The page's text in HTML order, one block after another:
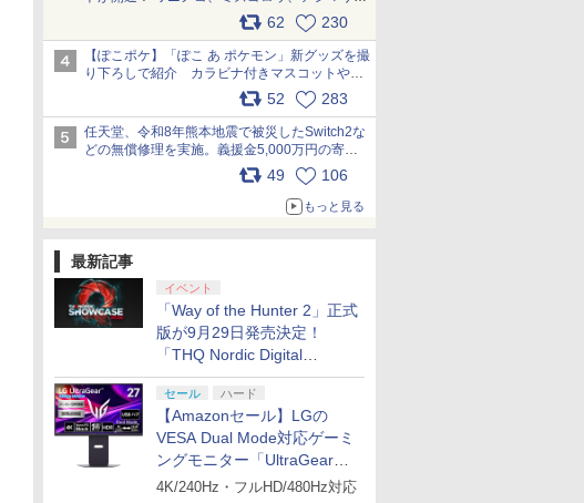
場シーンをレポート pic.x.com/LDgEByVl6D
62 230
【ぽこポケ】「ぽこ あ ポケモン」新グッズを撮
り下ろしで紹介 カラビナ付きマスコットやス
52 283
任天堂、令和8年熊本地震で被災したSwitch2な
どの無償修理を実施。義援金5,000万円の寄付
も発表 pic.x.com/BAYsMfUfUC
49 106
もっと見る
最新記事
イベント
「Way of the Hunter 2」正式
版が9月29日発売決定！
「THQ Nordic Digital
Showcase 2026」まとめ
セール ハード
【Amazonセール】LGの
VESA Dual Mode対応ゲーミ
ングモニター「UltraGear
27G850A-B」がお買い得！
4K/240Hz・フルHD/480Hz対応